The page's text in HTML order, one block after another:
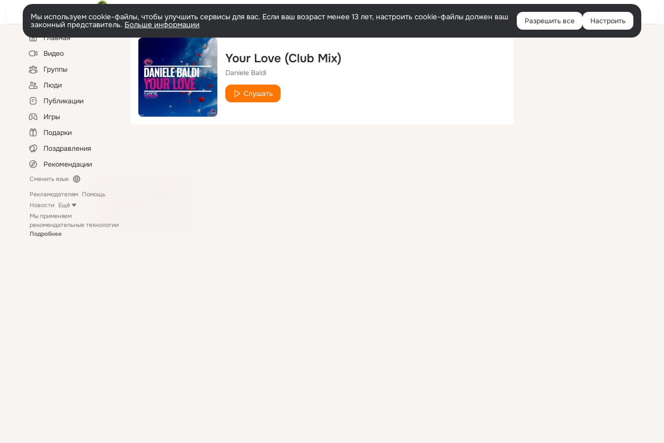
Войти
Мы используем cookie-файлы, чтобы улучшить сервисы для вас. Если ваш возраст менее 13 лет, настроить cookie-файлы должен ваш
законный представитель. Больше информации Разрешить все Настроить
Левая
колонкаГлавная
Видео
Группы
Люди
Публикации
Игры
Подарки
Поздравления
Рекомендации
Сменить язык
Рекламодателям Помощь
Новости Ещё
Мы применяем
рекомендательные технологии
Подробнее
Your Love (Club Mix)
Daniele Baldi
Слушать